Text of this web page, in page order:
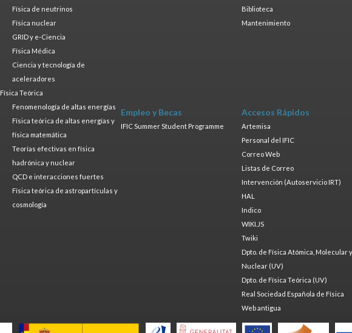
Física de neutrinos
Física nuclear
GRID y e-Ciencia
Física Médica
Ciencia y tecnología de
aceleradores
Física Teórica
Fenomenología de altas energías
Física teórica de altas energías y
física matemática
Teorías efectivas en física
hadrónica y nuclear
QCD e interacciones fuertes
Física teórica de astropartículas y
cosmología
Biblioteca
Mantenimiento
Empleo y Becas
IFIC Summer Student Programme
Accesos Rápidos
Artemisa
Personal del IFIC
Correo Web
Listas de Correo
Intervención (Autoservicio IRT)
HAL
Indico
WIKI.JS
Twiki
Dpto. de Física Atómica, Molecular y
Nuclear (UV)
Dpto. de Física Teórica (UV)
Real Sociedad Española de Física
Web antigua